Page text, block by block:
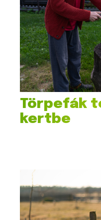
Törpefák
kertbe